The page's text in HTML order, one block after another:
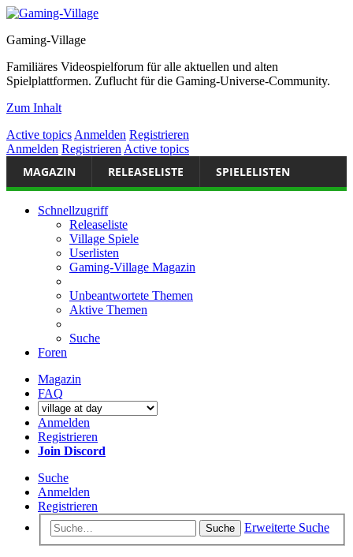
Gaming-Village
Familiäres Videospielforum für alle aktuellen und alten
Spielplattformen. Zuflucht für die Gaming-Universe-Community.
Zum Inhalt
Active topics Anmelden Registrieren
Anmelden Registrieren Active topics
MAGAZIN RELEASELISTE SPIELELISTEN
Schnellzugriff
Releaseliste
Village Spiele
Userlisten
Gaming-Village Magazin
Unbeantwortete Themen
Aktive Themen
Suche
Foren
Magazin
FAQ
Anmelden
Registrieren
Join Discord
Suche
Anmelden
Registrieren
Suche Erweiterte Suche